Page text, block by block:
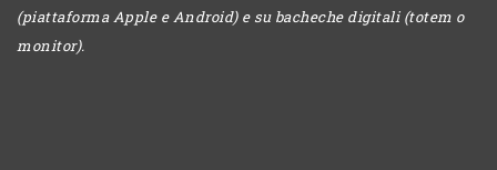
(piattaforma Apple e Android) e su bacheche digitali (totem o
monitor).